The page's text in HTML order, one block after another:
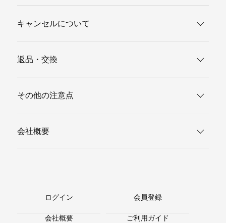
キャンセルについて
返品・交換
その他の注意点
会社概要
ログイン 会員登録
会社概要 ご利用ガイド